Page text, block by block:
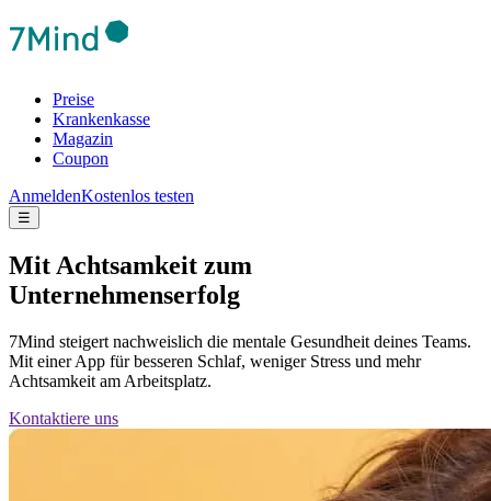
Preise
Krankenkasse
Magazin
Coupon
AnmeldenKostenlos testen
☰
Mit Achtsamkeit zum
Unternehmenserfolg
7Mind steigert nachweislich die mentale Gesundheit deines Teams.
Mit einer App für besseren Schlaf, weniger Stress und mehr
Achtsamkeit am Arbeitsplatz.
Kontaktiere uns